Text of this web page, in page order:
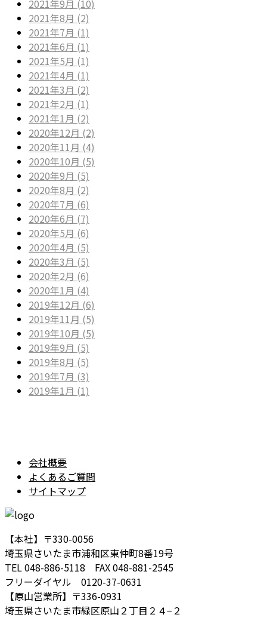
2021年9月 (10)
2021年8月 (2)
2021年7月 (1)
2021年6月 (1)
2021年5月 (1)
2021年4月 (1)
2021年3月 (2)
2021年2月 (1)
2021年1月 (2)
2020年12月 (2)
2020年11月 (4)
2020年10月 (5)
2020年9月 (5)
2020年8月 (2)
2020年7月 (6)
2020年6月 (7)
2020年5月 (6)
2020年4月 (5)
2020年3月 (5)
2020年2月 (6)
2020年1月 (4)
2019年12月 (6)
2019年11月 (5)
2019年10月 (5)
2019年9月 (5)
2019年8月 (5)
2019年7月 (3)
2019年1月 (1)
会社概要
よくあるご質問
サイトマップ
【本社】〒330-0056
埼玉県さいたま市浦和区東仲町8番19号
TEL 048-886-5118 FAX 048-881-2545
フリーダイヤル 0120-37-0631
【原山営業所】〒336-0931
埼玉県さいたま市緑区原山２丁目２４−２